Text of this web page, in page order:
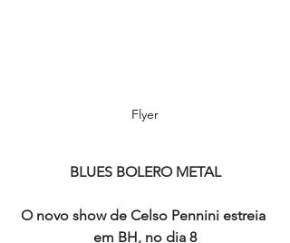
Flyer
BLUES BOLERO METAL
O novo show de Celso Pennini estreia
em BH, no dia 8